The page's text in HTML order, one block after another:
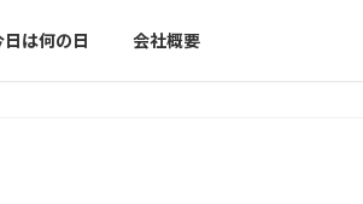
日は何の日 会社概要